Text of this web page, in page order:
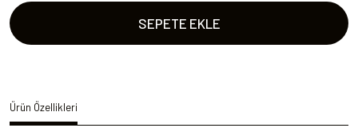
SEPETE EKLE
Ürün Özellikleri